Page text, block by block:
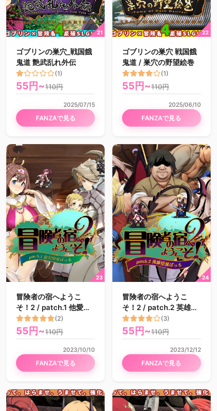
ゴブリンの巣穴_戦国餓
鬼道 艶武乱れ外伝
(1)
55円~110円
FANZAで見る
2025/07/15
ゴブリンの巣穴 戦国餓
鬼道 / 巣穴の野望絵巻
(1)
55円~110円
FANZAで見る
2025/06/10
冒険者の宿へようこ
そ！2 / patch.1 他愛略
奪ぱっち
(2)
55円~110円
FANZAで見る
2023/10/10
冒険者の宿へようこ
そ！2 / patch.2 英雄堕
誕ぱっち
(3)
55円~110円
FANZAで見る
2023/12/12